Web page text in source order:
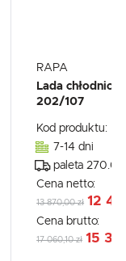
RAPA
Lada
202/107
Kod produktu:
7-14 dni
paleta 270.00
Cena netto:
13 870,00 zł 12
Cena brutto:
17 060,10 zł 15